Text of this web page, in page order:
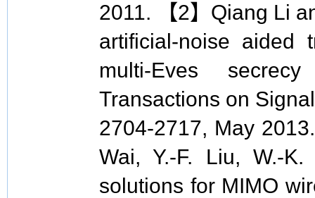
2011. 【2】Qiang Li
artificial-noise aided
multi-Eves
Transactions on
2704-2717, May
Wai, Y.-F. Liu, W.-
solutions for MIMO